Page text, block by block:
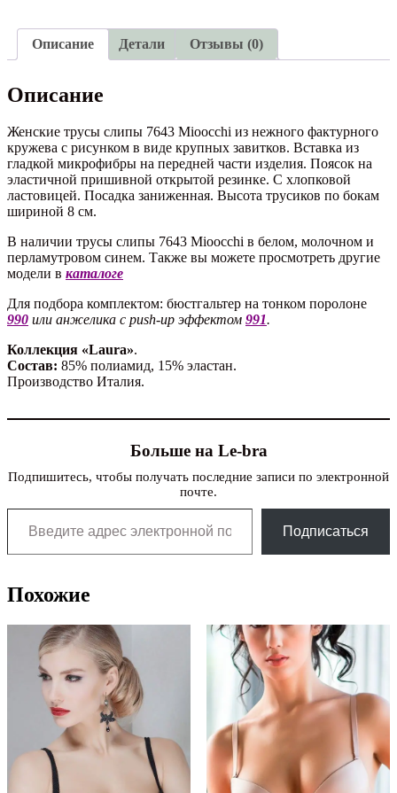
Описание Детали Отзывы (0)
Описание
Женские трусы слипы 7643 Mioocchi из нежного фактурного
кружева с рисунком в виде крупных завитков. Вставка из
гладкой микрофибры на передней части изделия. Поясок на
эластичной пришивной открытой резинке. С хлопковой
ластовицей. Посадка заниженная. Высота трусиков по бокам
шириной 8 см.
В наличии трусы слипы 7643 Mioocchi в белом, молочном и
перламутровом синем. Также вы можете просмотреть другие
модели в каталоге
Для подбора комплектом: бюстгальтер на тонком поролоне
990 или анжелика с push-up эффектом 991.
Коллекция «Laura».
Состав: 85% полиамид, 15% эластан.
Производство Италия.
Больше на Le-bra
Подпишитесь, чтобы получать последние записи по электронной
почте.
Введите адрес электронной почты…
Подписаться
Похожие